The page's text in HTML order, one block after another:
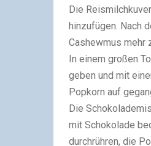
Die
hinzufügen. Nach
Cashewmus mehr
In einem großen
geben und mit
Popkorn auf
Die
mit Schokolade
durchrühren, die